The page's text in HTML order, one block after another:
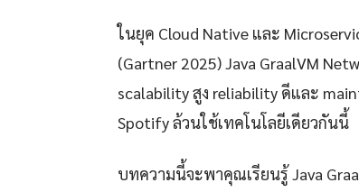
ในยุค Cloud Native และ
(Gartner 2025) Java GraalVM
scalability สูง reliability ดีและ
Spotify ล้วนใช้เทคโนโลยีเดียวกันนี้
บทความนี้จะพาคุณเรียนรู้ Java